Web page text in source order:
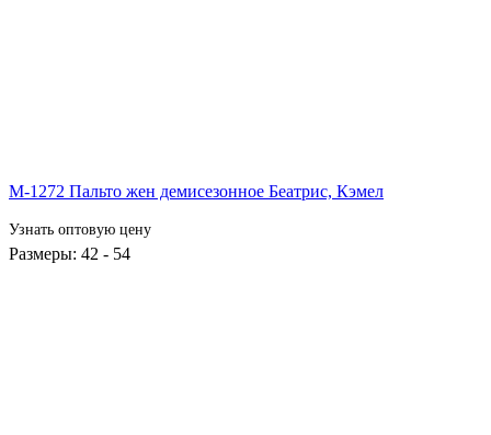
М-1272 Пальто жен демисезонное Беатрис, Кэмел
Узнать оптовую цену
Размеры: 42 - 54